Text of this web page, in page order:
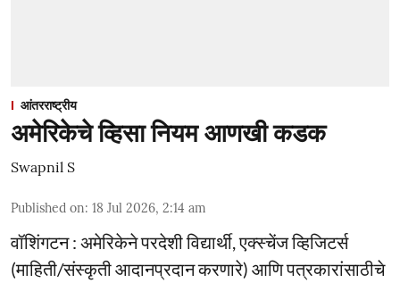
आंतरराष्ट्रीय
अमेरिकेचे व्हिसा नियम आणखी कडक
Swapnil S
Published on: 18 Jul 2026, 2:14 am
वॉशिंगटन : अमेरिकेने परदेशी विद्यार्थी, एक्स्चेंज व्हिजिटर्स
(माहिती/संस्कृती आदानप्रदान करणारे) आणि पत्रकारांसाठीचे